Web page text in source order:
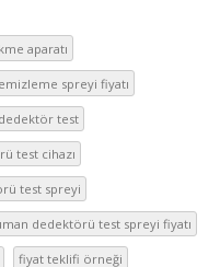
aparatı
spreyi fiyatı
test
test cihazı
test spreyi
dedektörü test spreyi fiyatı
fiyat teklifi örneği